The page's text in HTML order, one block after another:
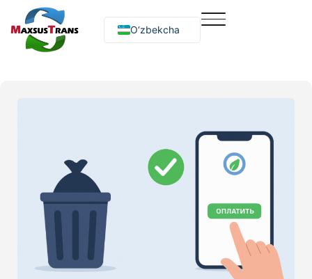
O‘zbekcha
Русский